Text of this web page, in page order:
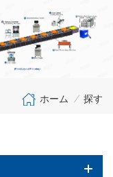
ホーム / 探す